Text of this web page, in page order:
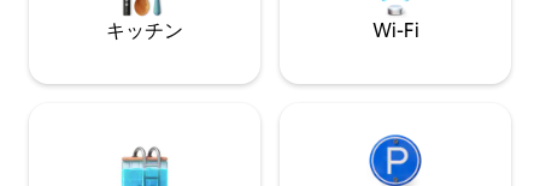
キッチン Wi-Fi